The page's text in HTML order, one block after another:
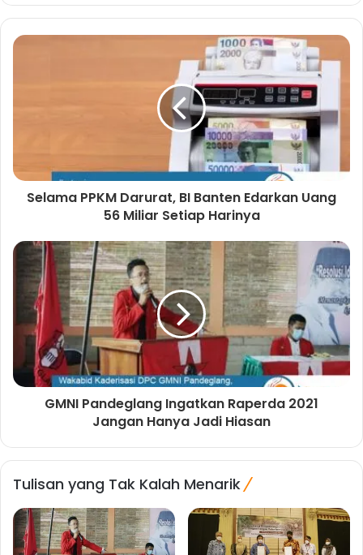
b
s
i
e
Selama PPKM Darurat, BI Banten Edarkan Uang
56 Miliar Setiap Harinya
GMNI Pandeglang Ingatkan Raperda 2021
Jangan Hanya Jadi Hiasan
Tulisan yang Tak Kalah Menarik